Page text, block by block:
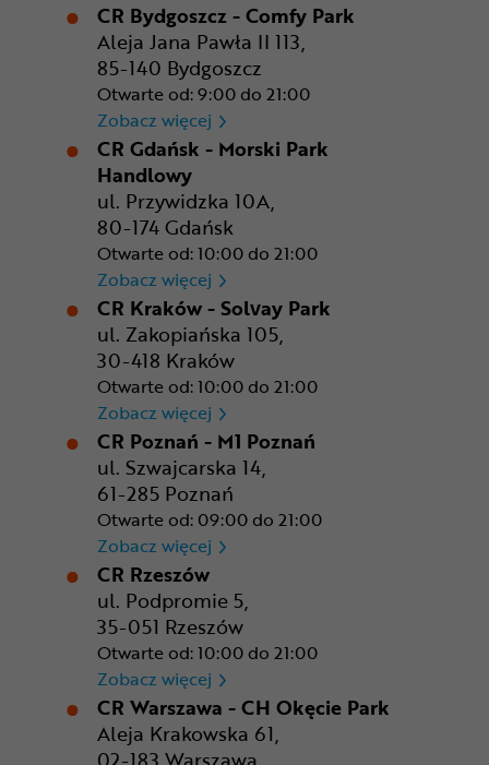
CR Bydgoszcz - Comfy Park
Aleja Jana Pawła II 113,
85-140 Bydgoszcz
Otwarte od: 9:00 do 21:00
Zobacz więcej CR Bydgoszcz - Comfy Park
CR Gdańsk - Morski Park
Handlowy
ul. Przywidzka 10A,
80-174 Gdańsk
Otwarte od: 10:00 do 21:00
Zobacz więcej CR Gdańsk - Morski Park
CR Kraków - Solvay Park
ul. Zakopiańska 105,
30-418 Kraków
Otwarte od: 10:00 do 21:00
Zobacz więcej CR Kraków - Solvay Park
CR Poznań - M1 Poznań
ul. Szwajcarska 14,
61-285 Poznań
Otwarte od: 09:00 do 21:00
Zobacz więcej CR Poznań - M1 Poznań
CR Rzeszów
ul. Podpromie 5,
35-051 Rzeszów
Otwarte od: 10:00 do 21:00
Zobacz więcej CR Rzeszów
CR Warszawa - CH Okęcie Park
Aleja Krakowska 61,